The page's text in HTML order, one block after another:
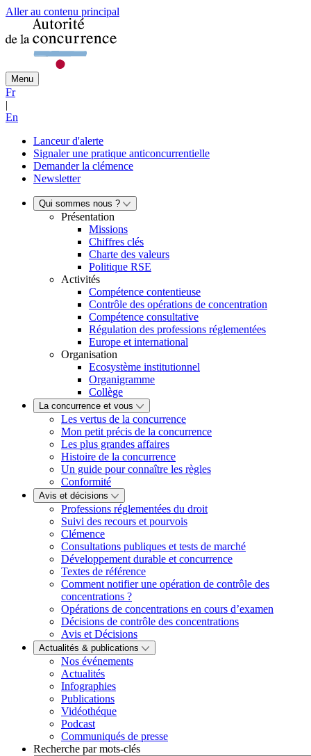
Aller au contenu principal
Menu
Fr
|
En
Lanceur d'alerte
Signaler une pratique anticoncurrentielle
Demander la clémence
Newsletter
Qui sommes nous ?
Présentation
Missions
Chiffres clés
Charte des valeurs
Politique RSE
Activités
Compétence contentieuse
Contrôle des opérations de concentration
Compétence consultative
Régulation des professions réglementées
Europe et international
Organisation
Ecosystème institutionnel
Organigramme
Collège
La concurrence et vous
Les vertus de la concurrence
Mon petit précis de la concurrence
Les plus grandes affaires
Histoire de la concurrence
Un guide pour connaître les règles
Conformité
Avis et décisions
Professions réglementées du droit
Suivi des recours et pourvois
Clémence
Consultations publiques et tests de marché
Développement durable et concurrence
Textes de référence
Comment notifier une opération de contrôle des
concentrations ?
Opérations de concentrations en cours d’examen
Décisions de contrôle des concentrations
Avis et Décisions
Actualités & publications
Nos événements
Actualités
Infographies
Publications
Vidéothéque
Podcast
Communiqués de presse
Recherche par mots-clés